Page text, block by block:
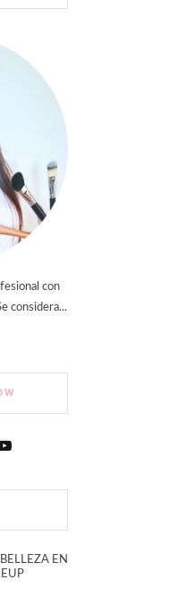
con
considera...
EN